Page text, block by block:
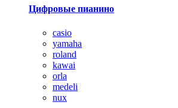
Цифровые пианино
casio
yamaha
roland
kawai
orla
medeli
nux